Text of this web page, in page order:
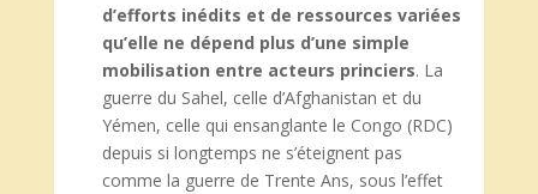
d’efforts inédits et de ressources variées
qu’elle ne dépend plus d’une simple
mobilisation entre acteurs princiers. La
guerre du Sahel, celle d’Afghanistan et du
Yémen, celle qui ensanglante le Congo (RDC)
depuis si longtemps ne s’éteignent pas
comme la guerre de Trente Ans, sous l’effet